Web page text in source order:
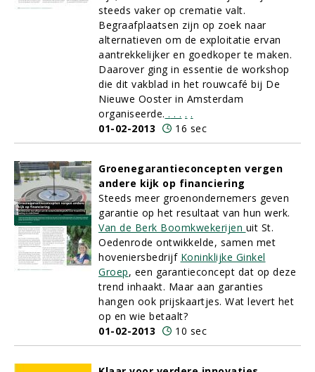
steeds vaker op crematie valt.
Begraafplaatsen zijn op zoek naar
alternatieven om de exploitatie ervan
aantrekkelijker en goedkoper te maken.
Daarover ging in essentie de workshop
die dit vakblad in het rouwcafé bij De
Nieuwe Ooster in Amsterdam
organiseerde. . . . . .
01-02-2013
16 sec
Groenegarantieconcepten vergen
andere kijk op financiering
Steeds meer groenondernemers geven
garantie op het resultaat van hun werk.
Van de Berk Boomkwekerijen uit St.
Oedenrode ontwikkelde, samen met
hoveniersbedrijf Koninklijke Ginkel
Groep, een garantieconcept dat op deze
trend inhaakt. Maar aan garanties
hangen ook prijskaartjes. Wat levert het
op en wie betaalt?
01-02-2013
10 sec